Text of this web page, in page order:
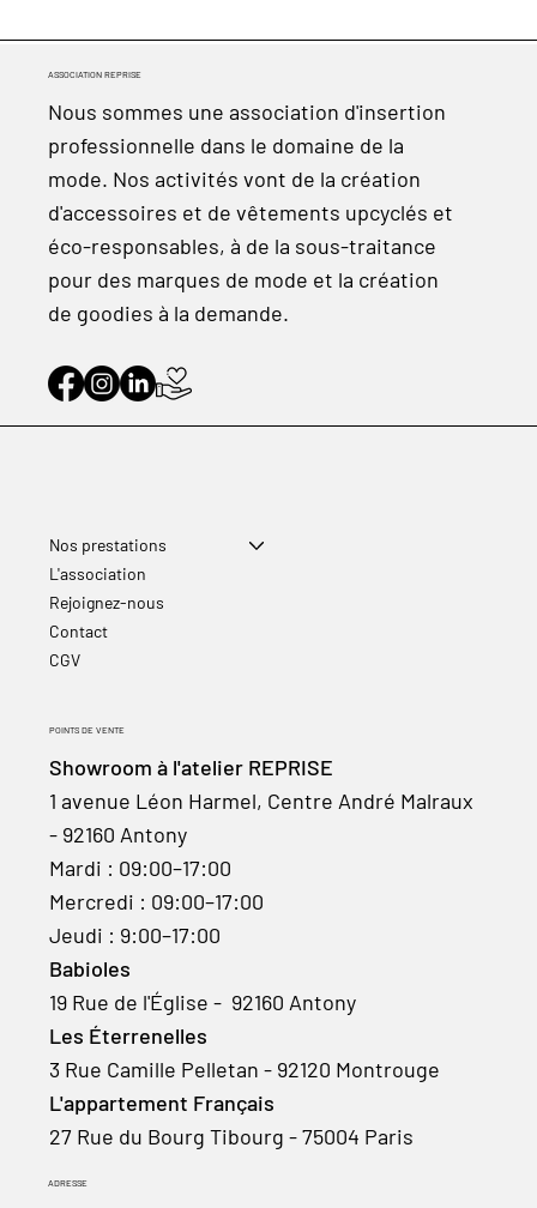
ADRESSE
ASSOCIATION REPRISE
Nous sommes une association d'insertion
professionnelle dans le domaine de la
mode. Nos activités vont de la création
d'accessoires et de vêtements upcyclés et
éco-responsables, à de la sous-traitance
pour des marques de mode et la création
de goodies à la demande.
POINTS DE VENTE
Showroom à l'atelier REPRISE
1 avenue Léon Harmel, Centre André Malraux
- 92160 Antony
Mardi : 09:00–17:00
Mercredi : 09:00–17:00
Jeudi : 9:00–17:00
Babioles
19 Rue de l'Église - 92160 Antony
Les Éterrenelles
3 Rue Camille Pelletan - 92120 Montrouge
L'appartement Français
27 Rue du Bourg Tibourg - 75004 Paris
Nos prestations
L'association
Rejoignez-nous
Contact
CGV